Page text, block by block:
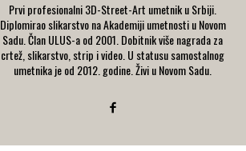
Prvi profesionalni 3D-Street-Art umetnik u Srbiji.
Diplomirao slikarstvo na Akademiji umetnosti u Novom
Sadu. Član ULUS-a od 2001. Dobitnik više nagrada za
crtež, slikarstvo, strip i video. U statusu samostalnog
umetnika je od 2012. godine. Živi u Novom Sadu.